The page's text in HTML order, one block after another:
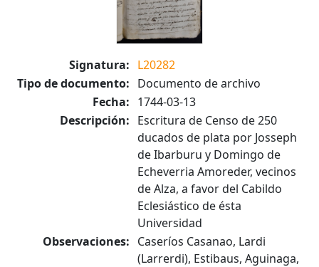
Signatura: L20282
Tipo de documento: Documento de archivo
Fecha: 1744-03-13
Descripción: Escritura de Censo de 250
ducados de plata por Josseph
de Ibarburu y Domingo de
Echeverria Amoreder, vecinos
de Alza, a favor del Cabildo
Eclesiástico de ésta
Universidad
Observaciones: Caseríos Casanao, Lardi
(Larrerdi), Estibaus, Aguinaga,